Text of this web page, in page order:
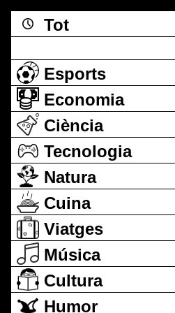
Tot
Esports
Economia
Ciència
Tecnologia
Natura
Cuina
Viatges
Música
Cultura
Humor